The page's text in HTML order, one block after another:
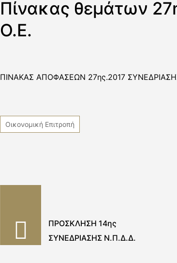
Πίνακας θεμάτων
Ο.Ε.
ΠΙΝΑΚΑΣ ΑΠΟΦΑΣΕΩΝ 27ης.2017
Οικονομική Επιτροπή
ΠΡΟΣΚΛΗΣΗ 14ης
ΣΥΝΕΔΡΙΑΣΗΣ Ν.Π.Δ.Δ.